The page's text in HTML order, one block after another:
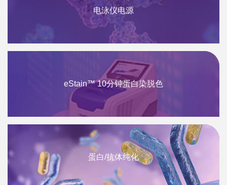
电泳仪电源
eStain™ 10分钟蛋白染脱色
蛋白/抗体纯化